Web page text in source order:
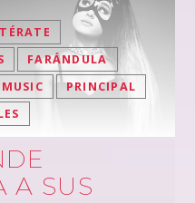
FARÁNDULA
MUSIC
PRINCIPAL
A SUS